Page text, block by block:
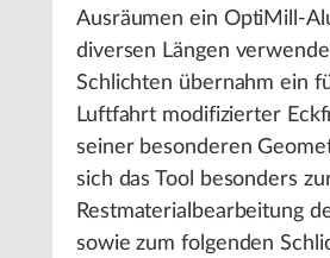
Ausräumen ein OptiMill-
diversen Längen
Schlichten übernahm ein
Luftfahrt modifizierter
seiner besonderen
sich das Tool besonders
Restmaterialbearbeitung
sowie zum folgenden